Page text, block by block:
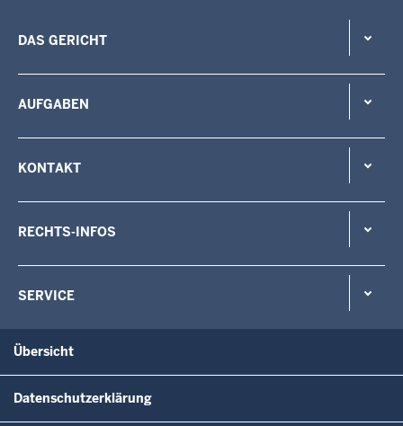
DAS GERICHT
AUFGABEN
KONTAKT
RECHTS-INFOS
SERVICE
Übersicht
Datenschutzerklärung